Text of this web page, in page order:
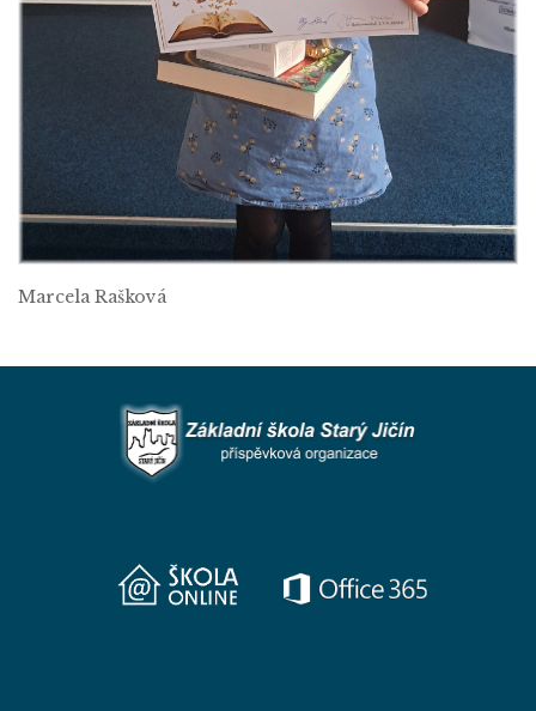
Marcela Rašková